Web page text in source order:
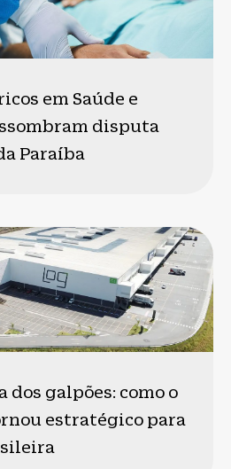
em Saúde e
disputa
Paraíba
dos galpões: como o
estratégico para